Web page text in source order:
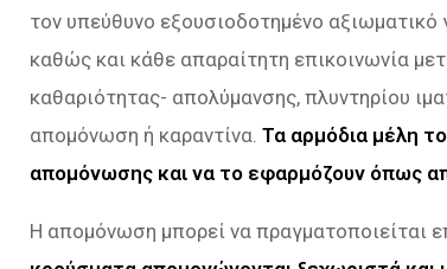
τον υπεύθυνο εξουσιοδοτημένο
καθώς και κάθε απαραίτητη επικοινωνία
καθαριότητας- απολύμανσης, πλυντηρίου
απομόνωση ή καραντίνα. Τα αρμόδια μέλη
απομόνωσης και να το εφαρμόζουν όπως
Η απομόνωση μπορεί να πραγματοποιείται